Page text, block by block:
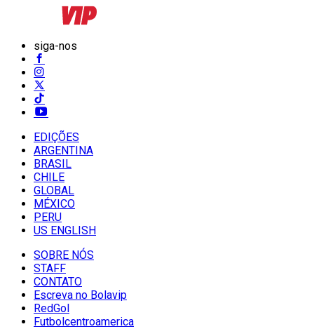
siga-nos
EDIÇÕES
ARGENTINA
BRASIL
CHILE
GLOBAL
MÉXICO
PERU
US ENGLISH
SOBRE NÓS
STAFF
CONTATO
Escreva no Bolavip
RedGol
Futbolcentroamerica